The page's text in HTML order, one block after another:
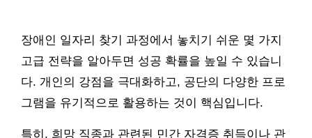
장애인 일자리 찾기 과정에서 놓치기 쉬운 몇 가지
고급 전략을 알아두면 성공 확률을 높일 수 있습니
다. 개인의 강점을 극대화하고, 공단의 다양한 프로
그램을 유기적으로 활용하는 것이 핵심입니다.
특히, 희망 직종과 관련된 민간 자격증 취득이나 관